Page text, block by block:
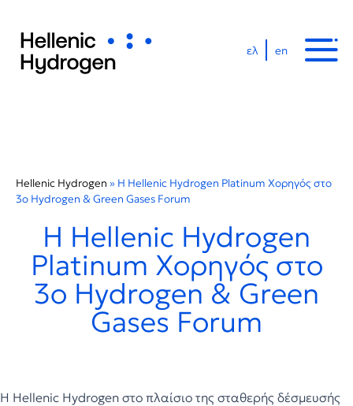
ελ en
Hellenic Hydrogen » Η Hellenic Hydrogen Platinum Χορηγός στo
3o Hydrogen & Green Gases Forum
Η Hellenic Hydrogen
Platinum Χορηγός στo
3o Hydrogen & Green
Gases Forum
Η Hellenic Hydrogen στο πλαίσιο της σταθερής δέσμευσής